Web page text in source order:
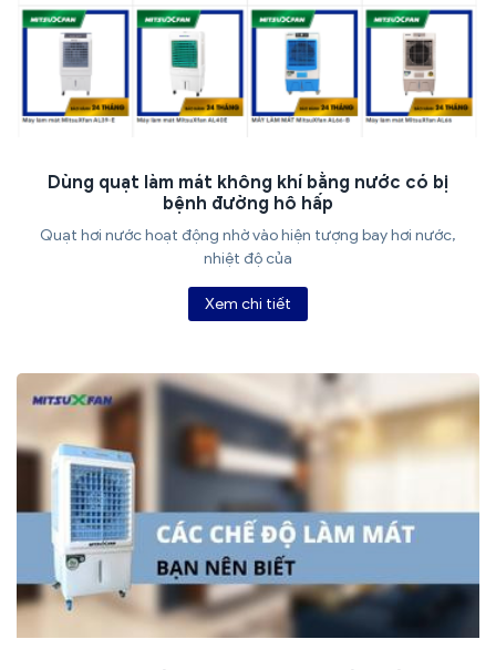
Dùng quạt làm mát không khí bằng nước có bị
bệnh đường hô hấp
Quạt hơi nước hoạt động nhờ vào hiện tượng bay hơi nước,
nhiệt độ của
Xem chi tiết